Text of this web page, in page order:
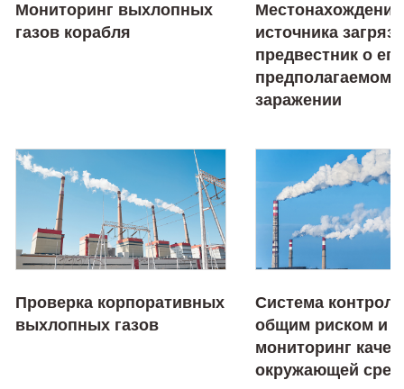
Мониторинг выхлопных
газов корабля
Местонахождение
источника
предвестник о его
предполагаемом
заражении
Проверка корпоративных
выхлопных газов
Система
общим риском и
мониторинг
окружающей